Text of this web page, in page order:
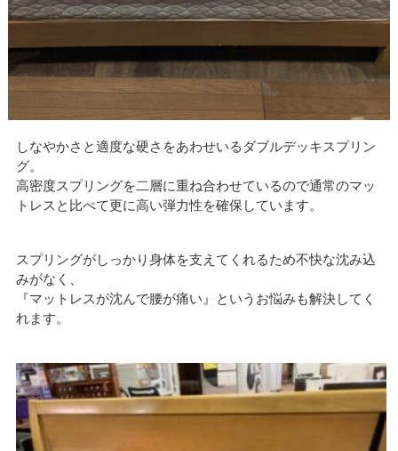
しなやかさと適度な硬さをあわせいるダブルデッキスプリン
グ。
高密度スプリングを二層に重ね合わせているので通常のマッ
トレスと比べて更に高い弾力性を確保しています。
スプリングがしっかり身体を支えてくれるため不快な沈み込
みがなく、
『マットレスが沈んで腰が痛い』というお悩みも解決してく
れます。